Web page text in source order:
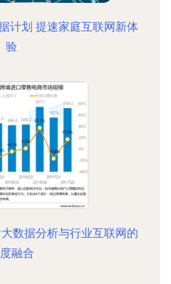
计划 提速家庭互联网新体
验
数据分析与行业互联网的
融合